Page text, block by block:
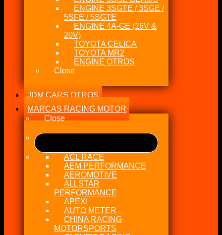
ENGINE 3SGTE / 3SGE /
5SFE / 5SGTE
ENGINE 4A-GE (16V &
20V)
TOYOTA CELICA
TOYOTA MR2
ENGINE OTROS
Close
JDM CARS OTROS
MARCAS RACING MOTOR
Close
ACL RACE
AEM PERFORMANCE
AEROMOTIVE
ALLSTAR
PERFORMANCE
APEXI
AUTO METER
CHINA RACING
MOTORSPORTS